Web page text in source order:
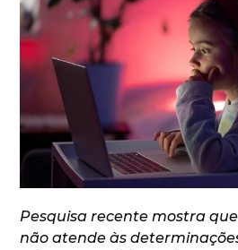
Pesquisa recente mostra
não atende às